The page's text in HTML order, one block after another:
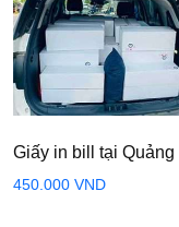
Giấy in bill tại Quảng
450.000 VND